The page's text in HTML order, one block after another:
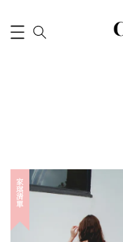
家琪清單